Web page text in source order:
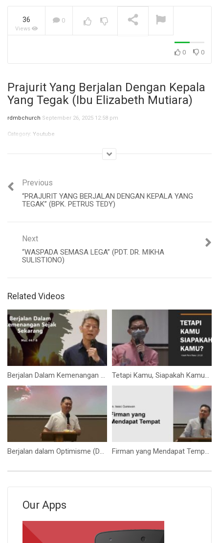
Jangan Biarkan Masa Lalu
Depanmu (Bpk. Stevanus)
36
Views
0
0 0
Prajurit Yang Berjalan Dengan Kepala
Yang Tegak (Ibu Elizabeth Mutiara)
rdmbchurch September 26, 2025 12:58 pm
Category: Youtube
Previous
“PRAJURIT YANG BERJALAN DENGAN KEPALA YANG
TEGAK” (BPK. PETRUS TEDY)
Next
“WASPADA SEMASA LEGA” (PDT. DR. MIKHA
SULISTIONO)
Related Videos
Berjalan Dalam Kemenangan Sejak Sekarang (Bpk. Hidajat. S) Tetapi Kamu, Siapakah Kamu? (Bpk. Petrus Tedy)
Berjalan dalam Optimisme (Dengan Siapa Kita Berjalan?) (Ps Isaac Gunawan) Firman yang Mendapat Tempat (Ps. Isaac Gunawan)
Our Apps